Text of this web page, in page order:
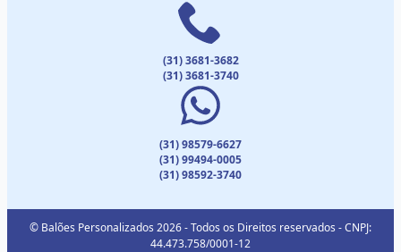
(31) 3681-3682
(31) 3681-3740
(31) 98579-6627
(31) 99494-0005
(31) 98592-3740
© Balões Personalizados 2026 - Todos os Direitos reservados - CNPJ:
44.473.758/0001-12